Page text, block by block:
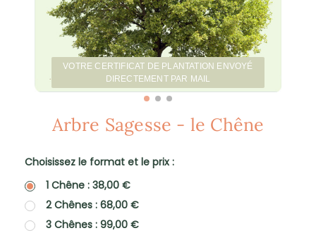
VOTRE CERTIFICAT DE PLANTATION ENVOYÉ
DIRECTEMENT PAR MAIL
Arbre Sagesse - le Chêne
Choisissez le format et le prix :
1 Chêne : 38,00 €
2 Chênes : 68,00 €
3 Chênes : 99,00 €